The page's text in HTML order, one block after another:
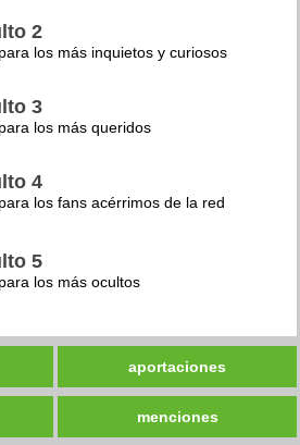
2
los más inquietos y curiosos
3
los más queridos
4
los fans acérrimos de la red
5
los más ocultos
aportaciones
menciones